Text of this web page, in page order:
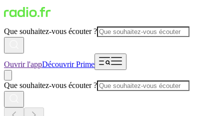
Que souhaitez-vous écouter ?
Ouvrir l'appDécouvrir Prime
Que souhaitez-vous écouter ?